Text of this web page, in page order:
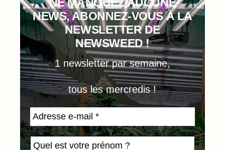
NEWS, ABONNEZ-VOUS À LA
NEWSLETTER DE
NEWSWEED !
1 newsletter par semaine,
tous les mercredis !